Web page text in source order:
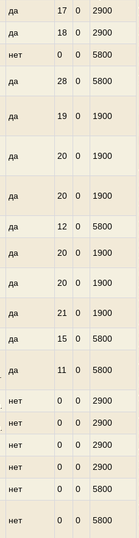
да 17 0
2900
да 18 0
2900
нет 0 0
5800
да 28 0 5800
да 19 0 1900
да 20 0 1900
да 20 0 1900
да 12 0
5800
да 20 0 1900
да 20 0 1900
да 21 0 1900
да 15 0
5800
да 11 0 5800
нет 0 0
2900
нет 0 0
2900
нет 0 0
2900
нет 0 0
2900
нет 0 0
5800
нет 0 0 5800